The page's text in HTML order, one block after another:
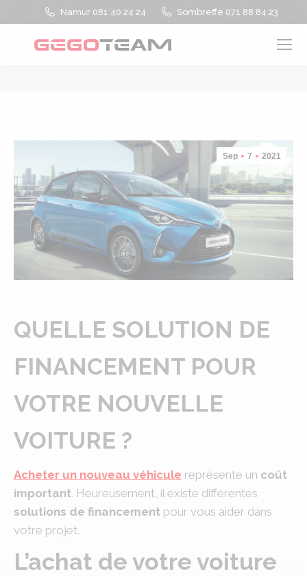
Namur 081 40 24 24 Sombreffe 071 88 84 23
Sep 7 2021
QUELLE SOLUTION DE
FINANCEMENT POUR
VOTRE NOUVELLE
VOITURE ?
Acheter un nouveau véhicule représente un coût
important. Heureusement, il existe différentes
solutions de financement pour vous aider dans
votre projet.
L’achat de votre voiture